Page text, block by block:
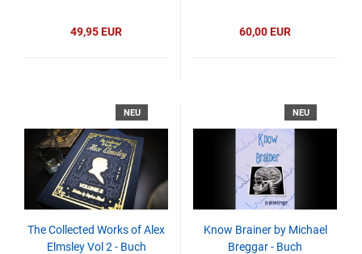
49,95 EUR 60,00 EUR
NEU
The Collected Works of Alex
Elmsley Vol 2 - Buch
NEU
Know Brainer by Michael
Breggar - Buch